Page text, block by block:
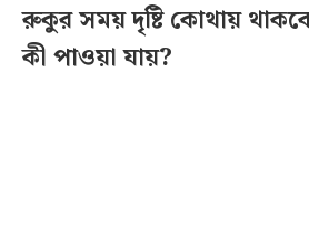
রুকুর সময় দৃষ্টি কোথায়
কী পাওয়া যায়?